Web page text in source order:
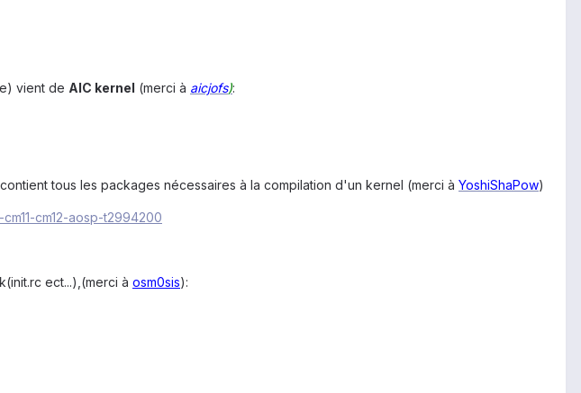
vient de AIC kernel (merci à aicjofs):
tous les packages nécessaires à la compilation d'un kernel (merci à YoshiShaPow)
cm12-aosp-t2994200
ect...),(merci à osm0sis):